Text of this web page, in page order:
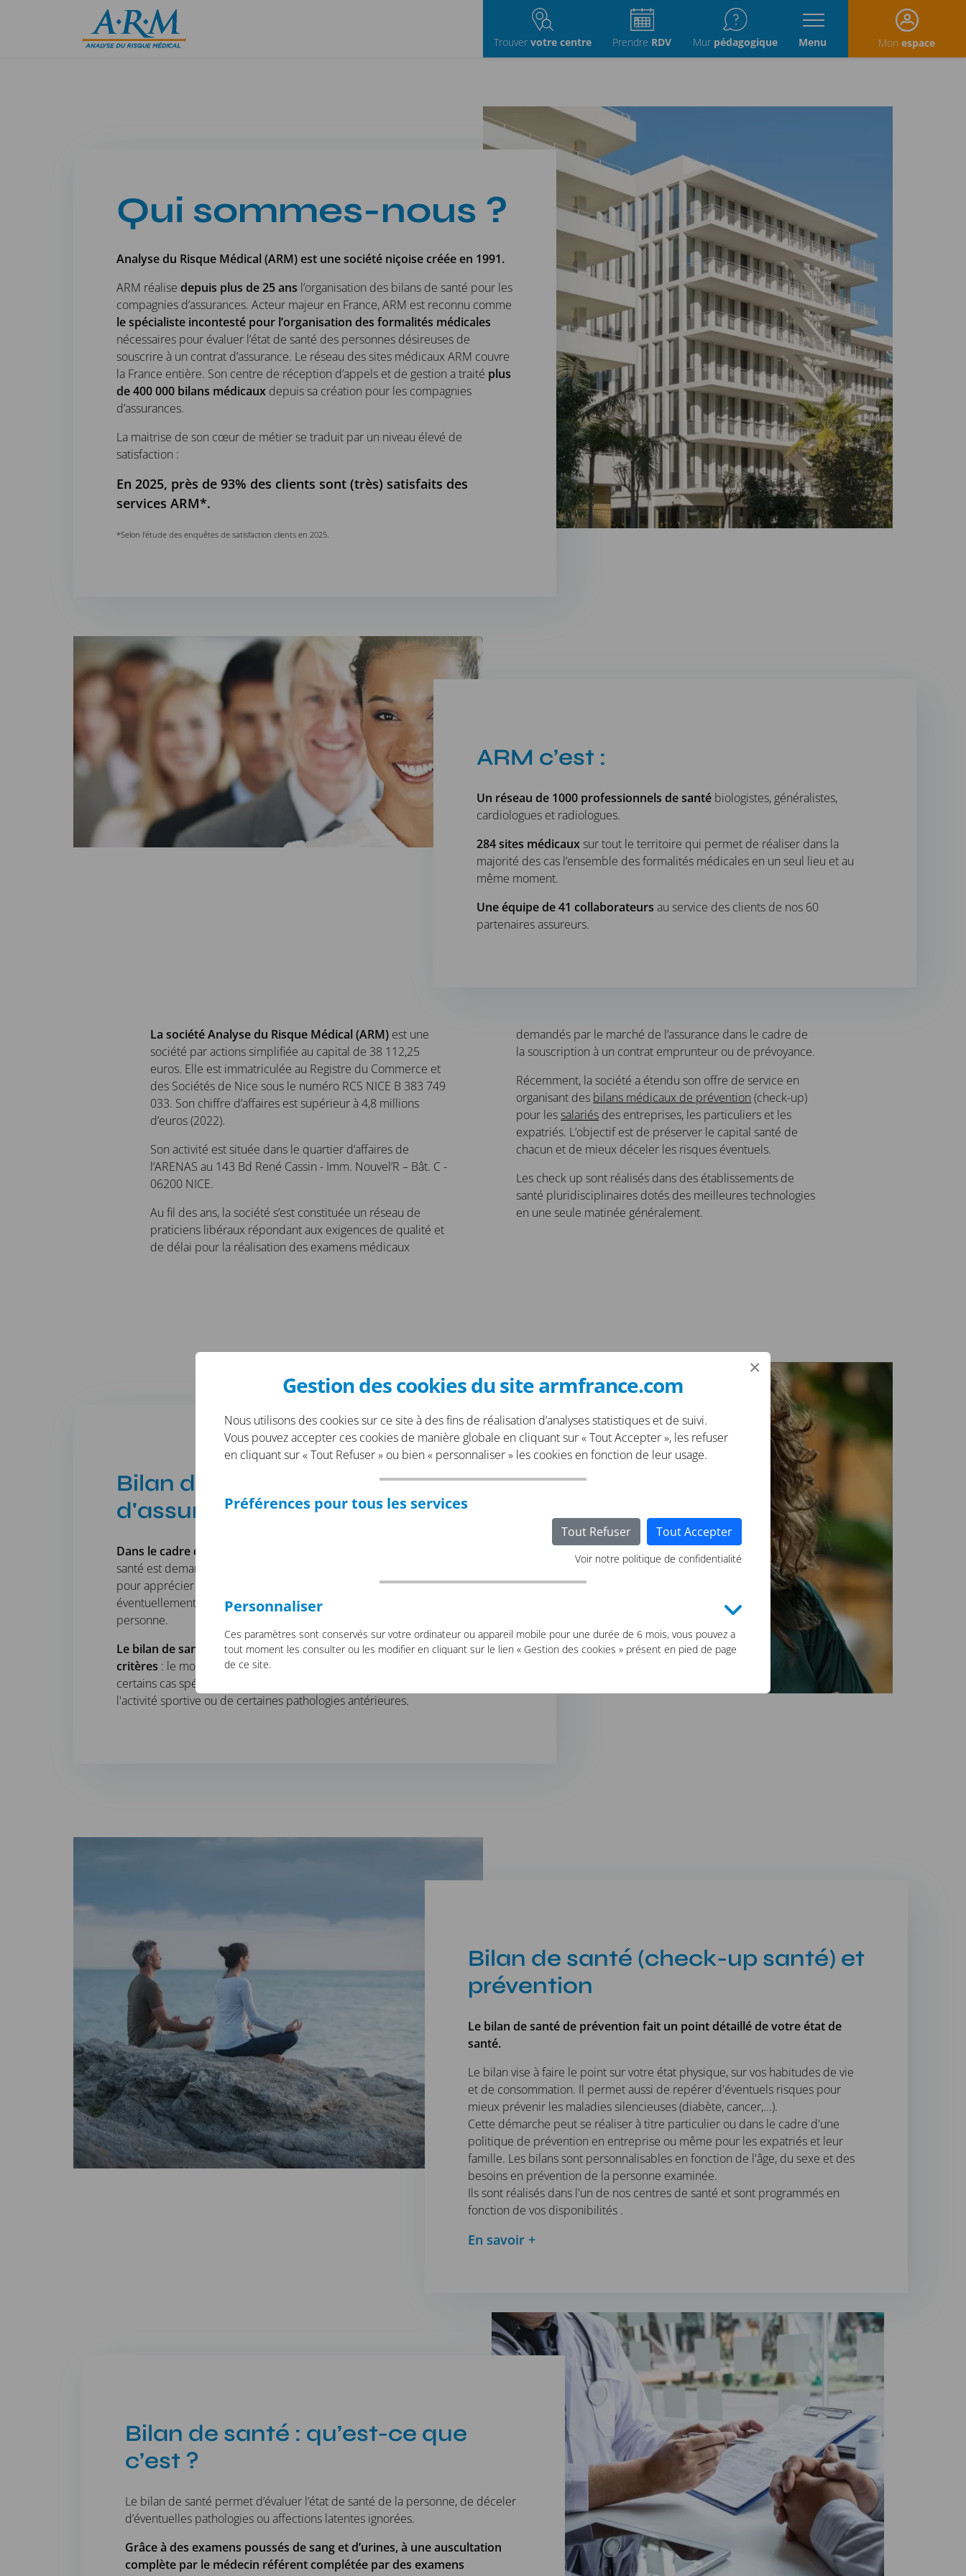
Gestion des cookies du site armfrance.com
Nous utilisons des cookies sur ce site à des fins de réalisation d’analyses statistiques et de suivi.
Vous pouvez accepter ces cookies de manière globale en cliquant sur « Tout Accepter », les refuser
en cliquant sur « Tout Refuser » ou bien « personnaliser » les cookies en fonction de leur usage.
Préférences pour tous les services
Tout Refuser Tout Accepter
Voir notre politique de confidentialité
Personnaliser
Ces paramètres sont conservés sur votre ordinateur ou appareil mobile pour une durée de 6 mois, vous pouvez a
tout moment les consulter ou les modifier en cliquant sur le lien « Gestion des cookies » présent en pied de page
de ce site.
×
Trouver votre centre Prendre RDV Mur pédagogique Menu Monespace
Qui sommes-nous ?
Analyse du Risque Médical (ARM) est une société niçoise créée en 1991.
ARM réalise depuis plus de 25 ans l’organisation des bilans de santé pour les
compagnies d’assurances. Acteur majeur en France, ARM est reconnu comme
le spécialiste incontesté pour l’organisation des formalités médicales
nécessaires pour évaluer l’état de santé des personnes désireuses de
souscrire à un contrat d’assurance. Le réseau des sites médicaux ARM couvre
la France entière. Son centre de réception d’appels et de gestion a traité plus
de 400 000 bilans médicaux depuis sa création pour les compagnies
d’assurances.
La maitrise de son cœur de métier se traduit par un niveau élevé de
satisfaction :
En 2025, près de 93% des clients sont (très) satisfaits des
services ARM*.
*Selon l'étude des enquêtes de satisfaction clients en 2025.
ARM c’est :
Un réseau de 1000 professionnels de santé biologistes, généralistes,
cardiologues et radiologues.
284 sites médicaux sur tout le territoire qui permet de réaliser dans la
majorité des cas l’ensemble des formalités médicales en un seul lieu et au
même moment.
Une équipe de 41 collaborateurs au service des clients de nos 60
partenaires assureurs.
La société Analyse du Risque Médical (ARM) est une
société par actions simplifiée au capital de 38 112,25
euros. Elle est immatriculée au Registre du Commerce et
des Sociétés de Nice sous le numéro RCS NICE B 383 749
033. Son chiffre d’affaires est supérieur à 4,8 millions
d’euros (2022).
Son activité est située dans le quartier d’affaires de
l’ARENAS au 143 Bd René Cassin - Imm. Nouvel’R – Bât. C -
06200 NICE.
Au fil des ans, la société s’est constituée un réseau de
praticiens libéraux répondant aux exigences de qualité et
de délai pour la réalisation des examens médicaux
demandés par le marché de l’assurance dans le cadre de
la souscription à un contrat emprunteur ou de prévoyance.
Récemment, la société a étendu son offre de service en
organisant des bilans médicaux de prévention (check-up)
pour les salariés des entreprises, les particuliers et les
expatriés. L’objectif est de préserver le capital santé de
chacun et de mieux déceler les risques éventuels.
Les check up sont réalisés dans des établissements de
santé pluridisciplinaires dotés des meilleures technologies
en une seule matinée généralement.
Bilan de santé et contrat
d'assurances
Dans le cadre de la souscription à un contrat d'assurance
santé est demandé par le Médecin Conseil de la compagnie d'assurances
pour apprécier l'état de santé de la personne à assurer et adapter
éventuellement la tarification ou les garanties du contrat à la situation de la
personne.
Le bilan de santé demandé par l’assurance dépend généralement de 3
critères : le montant du capital à assurer, l’âge et le sexe du candidat. Dans
certains cas spécifiques, il peut être aussi fonction de la profession, de
l'activité sportive ou de certaines pathologies antérieures.
Bilan de santé (check-up santé) et
prévention
Le bilan de santé de prévention fait un point détaillé de votre état de
santé.
Le bilan vise à faire le point sur votre état physique, sur vos habitudes de vie
et de consommation. Il permet aussi de repérer d'éventuels risques pour
mieux prévenir les maladies silencieuses (diabète, cancer,...).
Cette démarche peut se réaliser à titre particulier ou dans le cadre d'une
politique de prévention en entreprise ou même pour les expatriés et leur
famille. Les bilans sont personnalisables en fonction de l'âge, du sexe et des
besoins en prévention de la personne examinée.
Ils sont réalisés dans l'un de nos centres de santé et sont programmés en
fonction de vos disponibilités .
En savoir +
Bilan de santé : qu’est-ce que
c’est ?
Le bilan de santé permet d’évaluer l’état de santé de la personne, de déceler
d’éventuelles pathologies ou affections latentes ignorées.
Grâce à des examens poussés de sang et d’urines, à une auscultation
complète par le médecin référent complétée par des examens